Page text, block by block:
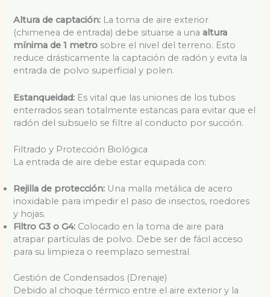
Altura de captación: La toma de aire exterior
(chimenea de entrada) debe situarse a unaaltura
mínima de 1 metro sobre el nivel del terreno. Esto
reduce drásticamente la captación de radón y evita la
entrada de polvo superficial y polen.
Estanqueidad: Es vital que las uniones de los tubos
enterrados sean totalmente estancas para evitar que el
radón del subsuelo se filtre al conducto por succión.
Filtrado y Protección Biológica
La entrada de aire debe estar equipada con:
Rejilla de protección: Una malla metálica de acero
inoxidable para impedir el paso de insectos, roedores
y hojas.
Filtro G3 o G4: Colocado en la toma de aire para
atrapar partículas de polvo. Debe ser de fácil acceso
para su limpieza o reemplazo semestral.
Gestión de Condensados (Drenaje)
Debido al choque térmico entre el aire exterior y la